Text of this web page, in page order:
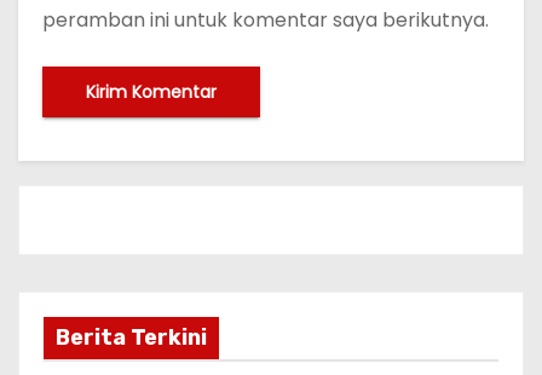
peramban ini untuk komentar saya berikutnya.
Berita Terkini